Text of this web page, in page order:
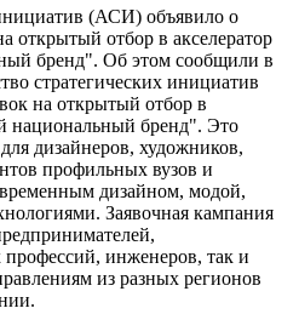
(АСИ) объявило о
открытый отбор в акселератор
бренд". Об этом сообщили в
стратегических инициатив
на открытый отбор в
национальный бренд". Это
дизайнеров, художников,
профильных вузов и
дизайном, модой,
Заявочная кампания
профессий, инженеров, так и
из разных регионов